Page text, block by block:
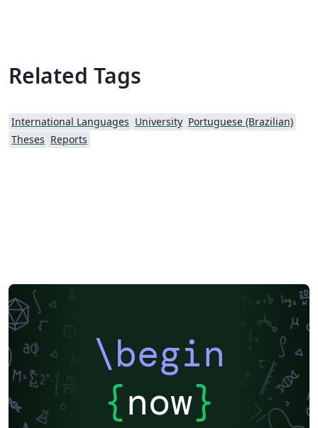
Related Tags
International Languages University Portuguese (Brazilian)
Theses Reports
\begin
{now}